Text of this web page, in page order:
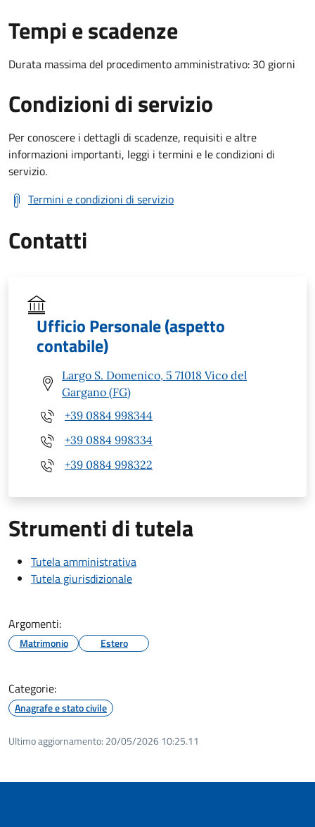
Tempi e scadenze
Durata massima del procedimento amministrativo: 30 giorni
Condizioni di servizio
Per conoscere i dettagli di scadenze, requisiti e altre
informazioni importanti, leggi i termini e le condizioni di
servizio.
Termini e condizioni di servizio
Contatti
Ufficio Personale (aspetto
contabile)
Largo S. Domenico, 5 71018 Vico del
Gargano (FG)
+39 0884 998344
+39 0884 998334
+39 0884 998322
Strumenti di tutela
Tutela amministrativa
Tutela giurisdizionale
Argomenti:
Matrimonio Estero
Categorie:
Anagrafe e stato civile
Ultimo aggiornamento: 20/05/2026 10:25.11